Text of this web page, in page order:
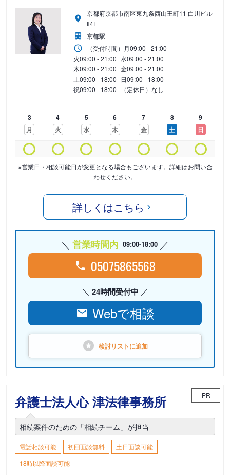
京都府京都市南区東九条西山王町11 白川ビル
Ⅱ4F
京都駅
（受付時間） 月09:00 - 21:00
火09:00 - 21:00 水09:00 - 21:00
木09:00 - 21:00 金09:00 - 21:00
土09:00 - 18:00 日09:00 - 18:00
祝09:00 - 18:00 （定休日）なし
3
月
4
火
5
水
6
木
7
金
8
土
9
日
※営業日・相談可能日が変更となる場合もございます。詳細はお問い合
わせください。
詳しくはこちら
営業時間内 09:00-18:00
05075865568
24時間受付中
Webで相談
検討リストに追加
弁護士法人心 津法律事務所 PR
相続案件のための「相続チーム」が担当
電話相談可能 初回面談無料
土日面談可能
18時以降面談可能